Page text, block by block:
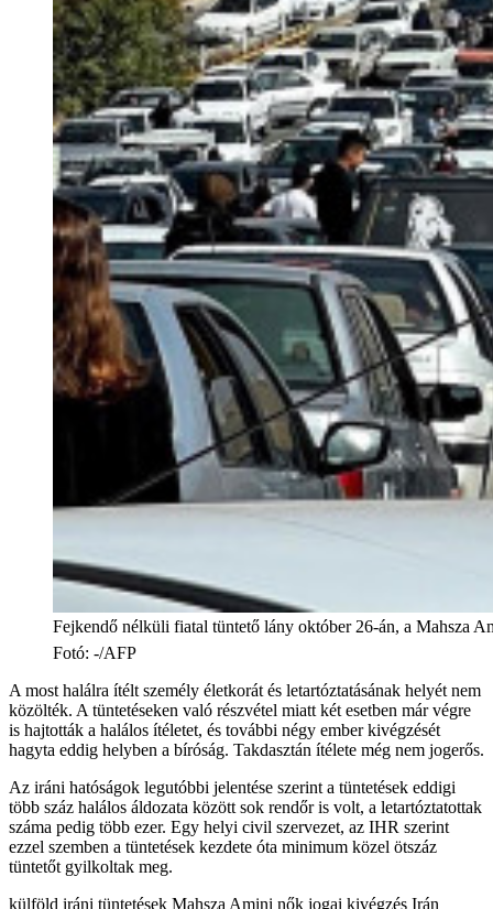
Fejkendő nélküli fiatal tüntető lány október 26-án, a Mahsza
Fotó: -/AFP
A most halálra ítélt személy életkorát és letartóztatásának helyét nem
közölték. A tüntetéseken való részvétel miatt két esetben már végre
is hajtották a halálos ítéletet, és további négy ember kivégzését
hagyta eddig helyben a bíróság. Takdasztán ítélete még nem jogerős.
Az iráni hatóságok legutóbbi jelentése szerint a tüntetések eddigi
több száz halálos áldozata között sok rendőr is volt, a letartóztatottak
száma pedig több ezer. Egy helyi civil szervezet, az IHR szerint
ezzel szemben a tüntetések kezdete óta minimum közel ötszáz
tüntetőt gyilkoltak meg.
külföld iráni tüntetések Mahsza Amini nők jogai kivégzés Irán